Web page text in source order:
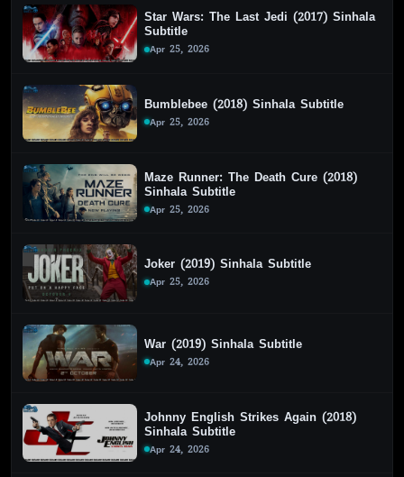
Star Wars: The Last Jedi (2017) Sinhala
Subtitle
Apr 25, 2026
Bumblebee (2018) Sinhala Subtitle
Apr 25, 2026
Maze Runner: The Death Cure (2018)
Sinhala Subtitle
Apr 25, 2026
Joker (2019) Sinhala Subtitle
Apr 25, 2026
War (2019) Sinhala Subtitle
Apr 24, 2026
Johnny English Strikes Again (2018)
Sinhala Subtitle
Apr 24, 2026